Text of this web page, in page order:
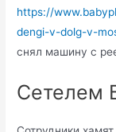
https://
dengi-v-dolg-v-
снял машину с
Сетелем